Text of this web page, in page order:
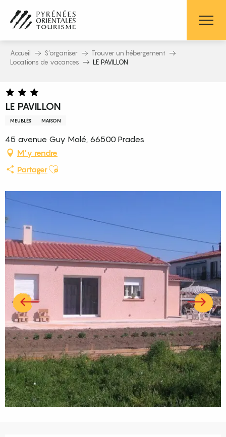
contenu
principal
Accueil S’organiser
Trouver un hébergement
Locations de vacances
LE PAVILLON
LE PAVILLON
MEUBLÉS MAISON
45 avenue Guy Malé, 66500 Prades
M'y rendre
PartagerAjouter aux favoris